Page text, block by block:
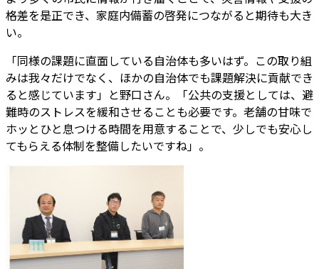
格差を是正でき、家庭内備蓄の啓発につながると期待も大き
い。
「同様の課題に直面している自治体も多いはず。この取り組
みは我々だけでなく、ほかの自治体でも課題解決に貢献でき
ると感じています」と野口さん。「公共の支援としては、避
難時のストレスを緩和させることも必要です。老舗の甘味で
ホッとひと息つける時間を用意することで、少しでも安心し
てもらえる体制を整備したいですね」。